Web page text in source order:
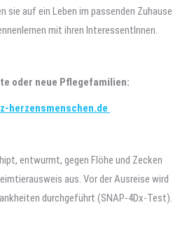
sie auf ein Leben im passenden Zuhause
mit ihren InteressentInnen.
oder neue Pflegefamilien:
herzensmenschen.de
entwurmt, gegen Flöhe und Zecken
aus. Vor der Ausreise wird
durchgeführt (SNAP-4Dx-Test).